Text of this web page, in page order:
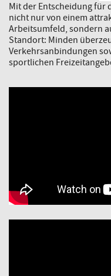
Mit der Entscheidung für
nicht nur von einem
Arbeitsumfeld, sondern
Standort: Minden
Verkehrsanbindungen
sportlichen